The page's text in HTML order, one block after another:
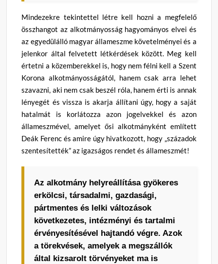
Mindezekre tekintettel létre kell hozni a megfelelő
összhangot az alkotmányosság hagyományos elvei és
az egyedülálló magyar állameszme követelményei és a
jelenkor által felvetett létkérdések között. Meg kell
értetni a közemberekkel is, hogy nem félni kell a Szent
Korona alkotmányosságától, hanem csak arra lehet
szavazni, aki nem csak beszél róla, hanem érti is annak
lényegét és vissza is akarja állítani úgy, hogy a saját
hatalmát is korlátozza azon jogelvekkel és azon
állameszmével, amelyet ősi alkotmányként említett
Deák Ferenc és amire úgy hivatkozott, hogy „századok
szentesítették” az igazságos rendet és állameszmét!
Az alkotmány helyreállítása gyökeres
erkölcsi, társadalmi, gazdasági,
pártmentes és lelki változások
következetes, intézményi és tartalmi
érvényesítésével hajtandó végre. Azok
a törekvések, amelyek a megszállók
által kizsarolt törvényeket ma is